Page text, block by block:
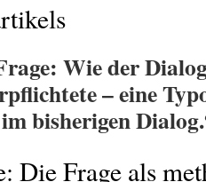
Wie der
– eine
bisherigen
Die Frage als